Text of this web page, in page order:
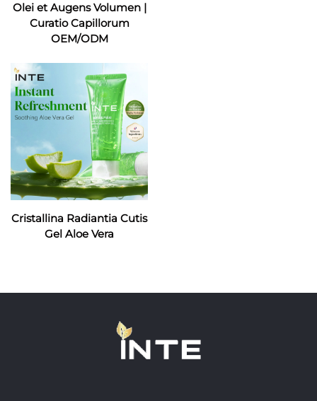
Olei et Augens Volumen |
Curatio Capillorum
OEM/ODM
Cristallina Radiantia Cutis
Gel Aloe Vera